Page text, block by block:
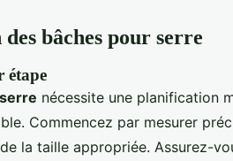
bâches pour serre
étape
nécessite une planification
Commencez par mesurer
la taille appropriée. Assurez-